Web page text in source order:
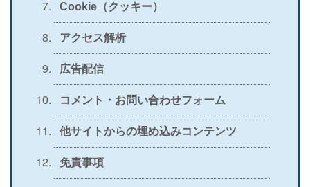
Cookie（クッキー）
アクセス解析
広告配信
コメント・お問い合わせフォーム
他サイトからの埋め込みコンテンツ
免責事項